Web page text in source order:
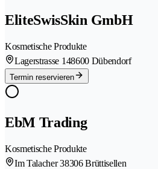
EliteSwisSkin GmbH
Kosmetische Produkte
Lagerstrasse 148600 Dübendorf
Termin reservieren
EbM Trading
Kosmetische Produkte
Im Talacher 38306 Brüttisellen